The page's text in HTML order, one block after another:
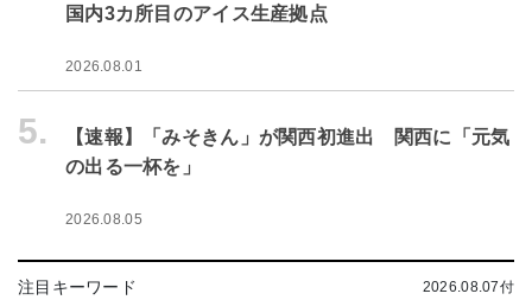
国内3カ所目のアイス生産拠点
2026.08.01
5.
【速報】「みそきん」が関西初進出 関西に「元気
の出る一杯を」
2026.08.05
注目キーワード 2026.08.07付